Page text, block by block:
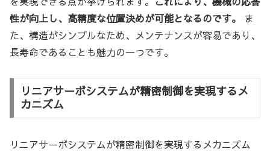
性が向上し、高精度な位置決めが可能となるのです。
ま
た、構造がシンプルなため、メンテナンスが容易であり、
長寿命であることも魅力の一つです。
リニアサーボシステムが精密制御を実現するメ
カニズム
リニアサーボシステムが精密制御を実現するメカニズム